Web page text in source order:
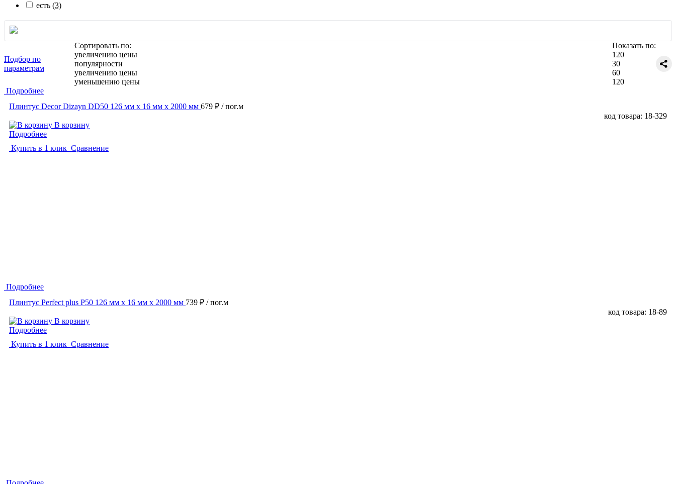
есть (3)
Подбор по
параметрам
Сортировать по:
увеличению цены
популярности
увеличению цены
уменьшению цены
Показать по:
120
30
60
120
Подробнее
Плинтус Decor Dizayn DD50 126 мм х 16 мм х 2000 мм 679 ₽ / пог.м
код товара: 18-329
В корзину
Подробнее
Купить в 1 клик Сравнение
Подробнее
Плинтус Perfect plus P50 126 мм х 16 мм х 2000 мм 739 ₽ / пог.м
код товара: 18-89
В корзину
Подробнее
Купить в 1 клик Сравнение